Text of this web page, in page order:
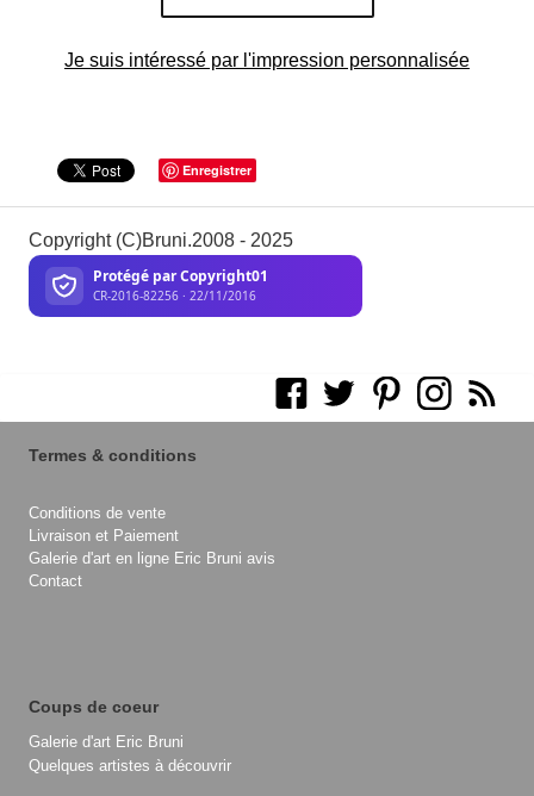
Je suis intéressé par l'impression personnalisée
Enregistrer
Copyright (C)Bruni.2008 - 2025
Termes & conditions
Conditions de vente
Livraison et Paiement
Galerie d'art en ligne Eric Bruni avis
Contact
Coups de coeur
Galerie d'art Eric Bruni
Quelques artistes à découvrir